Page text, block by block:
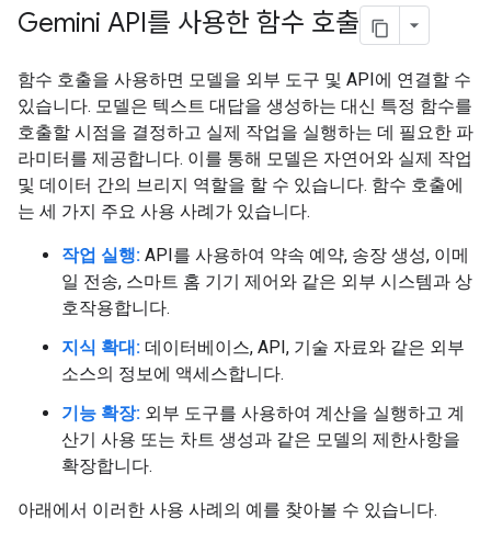
Gemini API를 사용한 함수 호출
함수 호출을 사용하면 모델을 외부 도구 및 API에 연결할 수
있습니다. 모델은 텍스트 대답을 생성하는 대신 특정 함수를
호출할 시점을 결정하고 실제 작업을 실행하는 데 필요한 파
라미터를 제공합니다. 이를 통해 모델은 자연어와 실제 작업
및 데이터 간의 브리지 역할을 할 수 있습니다. 함수 호출에
는 세 가지 주요 사용 사례가 있습니다.
작업 실행: API를 사용하여 약속 예약, 송장 생성, 이메
일 전송, 스마트 홈 기기 제어와 같은 외부 시스템과 상
호작용합니다.
지식 확대: 데이터베이스, API, 기술 자료와 같은 외부
소스의 정보에 액세스합니다.
기능 확장: 외부 도구를 사용하여 계산을 실행하고 계
산기 사용 또는 차트 생성과 같은 모델의 제한사항을
확장합니다.
아래에서 이러한 사용 사례의 예를 찾아볼 수 있습니다.